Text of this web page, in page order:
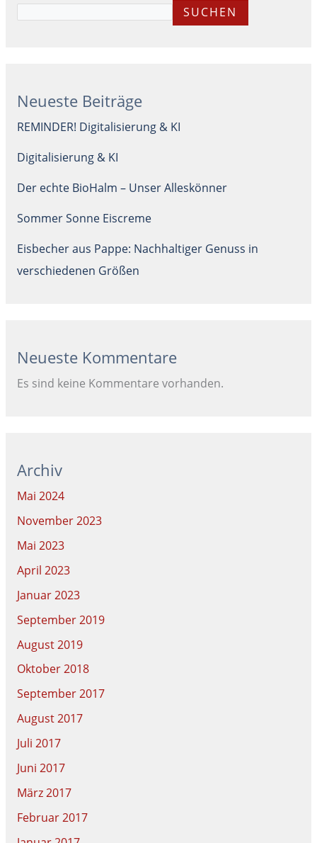
SUCHEN
Neueste Beiträge
REMINDER! Digitalisierung & KI
Digitalisierung & KI
Der echte BioHalm – Unser Alleskönner
Sommer Sonne Eiscreme
Eisbecher aus Pappe: Nachhaltiger Genuss in
verschiedenen Größen
Neueste Kommentare
Es sind keine Kommentare vorhanden.
Archiv
Mai 2024
November 2023
Mai 2023
April 2023
Januar 2023
September 2019
August 2019
Oktober 2018
September 2017
August 2017
Juli 2017
Juni 2017
März 2017
Februar 2017